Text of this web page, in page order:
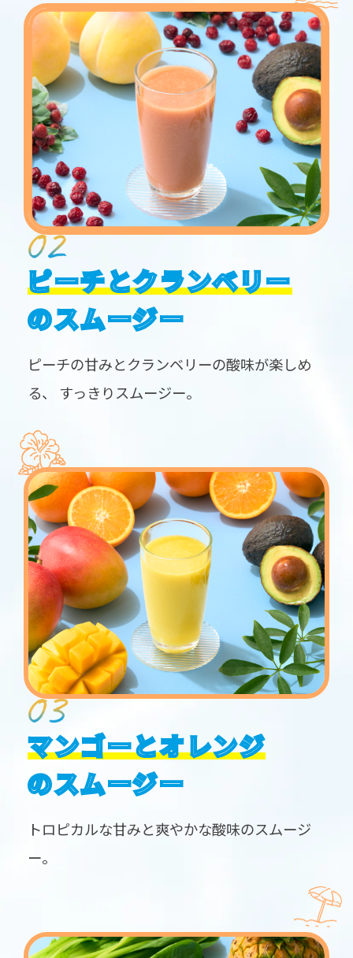
ピーチとクランベリー
のスムージー
ピーチの甘みとクランベリーの酸味が楽しめ
る、
すっきりスムージー。
マンゴーとオレンジ
のスムージー
トロピカルな甘みと爽やかな酸味のスムージ
ー。